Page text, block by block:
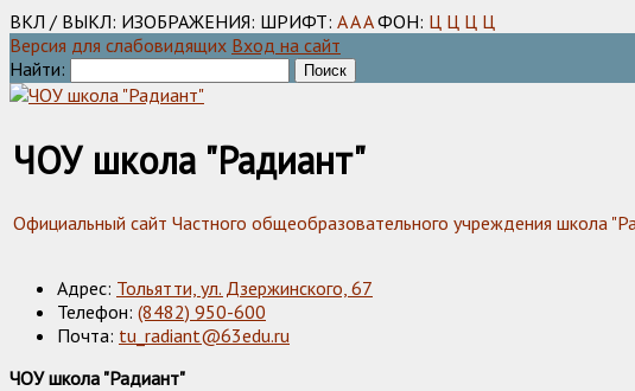
ВКЛ / ВЫКЛ: ИЗОБРАЖЕНИЯ: ШРИФТ: AAA ФОН: Ц Ц Ц Ц
Версия для слабовидящих Вход на сайт
Найти:
ЧОУ школа "Радиант"
Официальный сайт Частного общеобразовательного учреждения школа
Адрес: Тольятти, ул. Дзержинского, 67
Телефон: (8482) 950-600
Почта: tu_radiant@63edu.ru
ЧОУ школа "Радиант"